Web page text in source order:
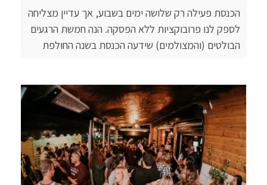
הכנסת פעילה רק שלושה ימים בשבוע, אך עדיין מצליחה
לספק לנו פרובוקציות ללא הפסקה. הנה חמשת הרגעים
הבולטים (והמצולמים) שידעה הכנסת בשנה החולפת